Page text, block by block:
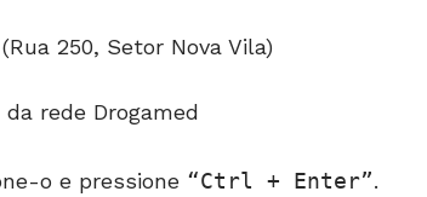
250, Setor Nova Vila)
rede Drogamed
o e pressione Ctrl + Enter .